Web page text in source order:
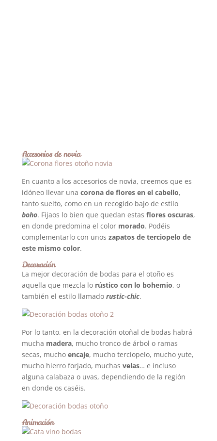
Accesorios de novia
En cuanto a los accesorios de novia, creemos que es
idóneo llevar una corona de flores en el cabello,
tanto suelto, como en un recogido bajo de estilo
boho. Fijaos lo bien que quedan estas flores oscuras,
en donde predomina el color morado. Podéis
complementarlo con unos zapatos de terciopelo de
este mismo color.
Decoración
La mejor decoración de bodas para el otoño es
aquella que mezcla lorústico con lo bohemio, o
también el estilo llamado rustic-chic.
Por lo tanto, en la decoración otoñal de bodas habrá
mucha madera, mucho tronco de árbol o ramas
secas, mucho encaje, mucho terciopelo, mucho yute,
mucho hierro forjado, muchas velas… e incluso
alguna calabaza o uvas, dependiendo de la región
en donde os caséis.
Animación